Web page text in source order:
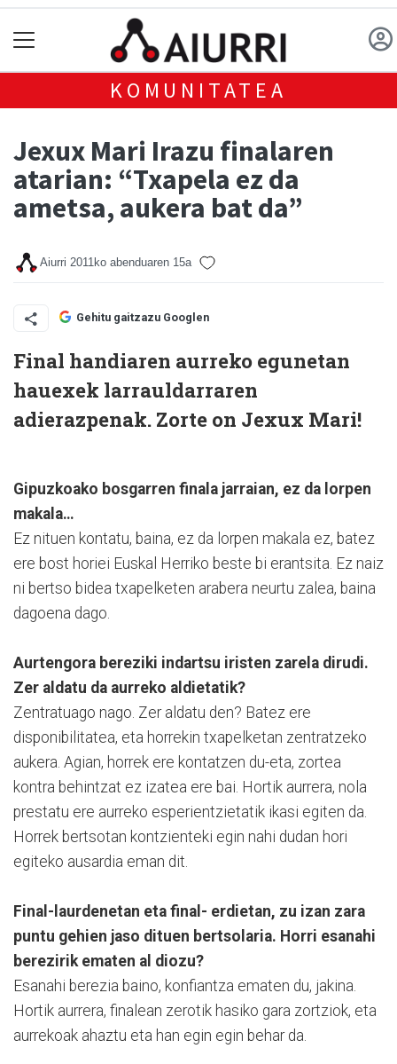
KOMUNITATEA
Jexux Mari Irazu finalaren
atarian: “Txapela ez da
ametsa, aukera bat da”
Aiurri 2011ko abenduaren 15a
Gehitu gaitzazu Googlen
Final handiaren aurreko egunetan
hauexek larrauldarraren
adierazpenak. Zorte on Jexux Mari!
Gipuzkoako bosgarren finala jarraian, ez da lorpen
makala…
Ez nituen kontatu, baina, ez da lorpen makala ez, batez
ere bost horiei Euskal Herriko beste bi erantsita. Ez naiz
ni bertso bidea txapelketen arabera neurtu zalea, baina
dagoena dago.
Aurtengora bereziki indartsu iristen zarela dirudi.
Zer aldatu da aurreko aldietatik?
Zentratuago nago. Zer aldatu den? Batez ere
disponibilitatea, eta horrekin txapelketan zentratzeko
aukera. Agian, horrek ere kontatzen du-eta, zortea
kontra behintzat ez izatea ere bai. Hortik aurrera, nola
prestatu ere aurreko esperientzietatik ikasi egiten da.
Horrek bertsotan kontzienteki egin nahi dudan hori
egiteko ausardia eman dit.
Final-laurdenetan eta final- erdietan, zu izan zara
puntu gehien jaso dituen bertsolaria. Horri esanahi
berezirik ematen al diozu?
Esanahi berezia baino, konfiantza ematen du, jakina.
Hortik aurrera, finalean zerotik hasiko gara zortziok, eta
aurrekoak ahaztu eta han egin egin behar da.